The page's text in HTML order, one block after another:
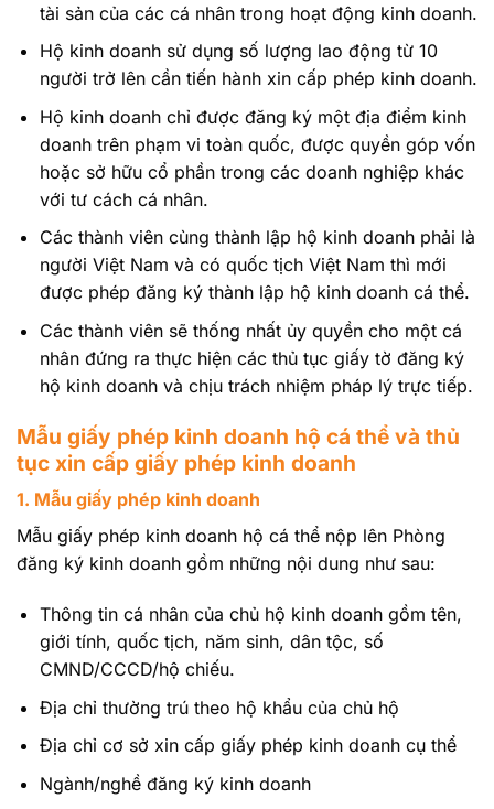
tài sản của các cá nhân trong hoạt động kinh doanh.
Hộ kinh doanh sử dụng số lượng lao động từ 10
người trở lên cần tiến hành xin cấp phép kinh doanh.
Hộ kinh doanh chỉ được đăng ký một địa điểm kinh
doanh trên phạm vi toàn quốc, được quyền góp vốn
hoặc sở hữu cổ phần trong các doanh nghiệp khác
với tư cách cá nhân.
Các thành viên cùng thành lập hộ kinh doanh phải là
người Việt Nam và có quốc tịch Việt Nam thì mới
được phép đăng ký thành lập hộ kinh doanh cá thể.
Các thành viên sẽ thống nhất ủy quyền cho một cá
nhân đứng ra thực hiện các thủ tục giấy tờ đăng ký
hộ kinh doanh và chịu trách nhiệm pháp lý trực tiếp.
Mẫu giấy phép kinh doanh hộ cá thể và thủ
tục xin cấp giấy phép kinh doanh
1. Mẫu giấy phép kinh doanh
Mẫu giấy phép kinh doanh hộ cá thể nộp lên Phòng
đăng ký kinh doanh gồm những nội dung như sau:
Thông tin cá nhân của chủ hộ kinh doanh gồm tên,
giới tính, quốc tịch, năm sinh, dân tộc, số
CMND/CCCD/hộ chiếu.
Địa chỉ thường trú theo hộ khẩu của chủ hộ
Địa chỉ cơ sở xin cấp giấy phép kinh doanh cụ thể
Ngành/nghề đăng ký kinh doanh